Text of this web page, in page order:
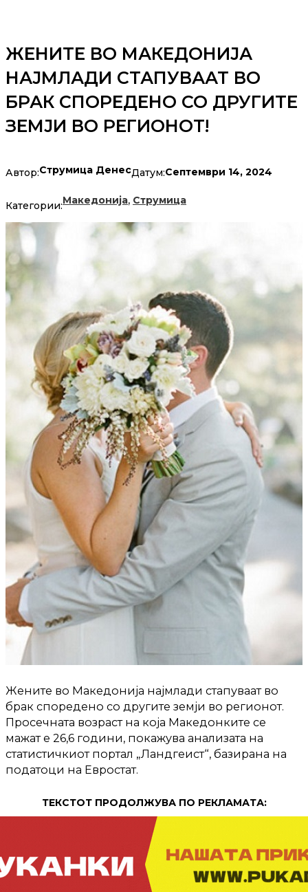
ЖЕНИТЕ ВО МАКЕДОНИЈА
НАЈМЛАДИ СТАПУВААТ ВО
БРАК СПОРЕДЕНО СО ДРУГИТЕ
ЗЕМЈИ ВО РЕГИОНОТ!
Автор:Струмица ДенесДатум:Септември 14, 2024
Категории:Македонија, Струмица
Жените во Македонија најмлади стапуваат во
брак споредено со другите земји во регионот.
Просечната возраст на која Македонките се
мажат е 26,6 години, покажува анализата на
статистичкиот портал „Ландгеист“, базирана на
податоци на Евростат.
ТЕКСТОТ ПРОДОЛЖУВА ПО РЕКЛАМАТА: